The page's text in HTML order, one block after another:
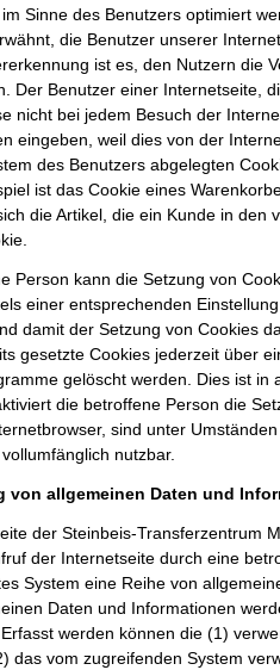
Sinne des Benutzers optimiert
die Benutzer unserer
ist es, den Nutzern die
Der Benutzer einer Internetseite,
nicht bei jedem Besuch der
eingeben, weil dies von der
des Benutzers abgelegten
ist das Cookie eines
die Artikel, die ein Kunde in den
Person kann die Setzung von
einer entsprechenden
damit der Setzung von Cookies
gesetzte Cookies jederzeit über
gelöscht werden. Dies ist in
die betroffene Person die
sind unter
nutzbar.
von allgemeinen Daten und
der Steinbeis-Transferzentrum
der Internetseite durch eine
System eine Reihe von
Daten und Informationen
werden können die (1)
das vom zugreifenden System